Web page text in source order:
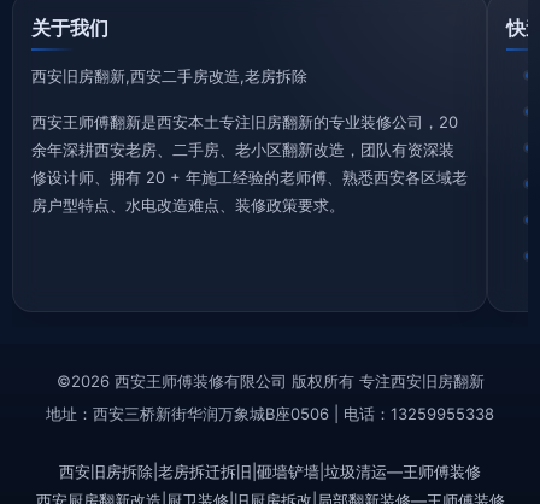
关于我们
西安旧房翻新,西安二手房改造,老房拆除
西安王师傅翻新是西安本土专注旧房翻新的专业装修公司，20
余年深耕西安老房、二手房、老小区翻新改造，团队有资深装
修设计师、拥有 20 + 年施工经验的老师傅、熟悉西安各区域老
房户型特点、水电改造难点、装修政策要求。
快
©2026 西安王师傅装修有限公司 版权所有 专注西安旧房翻新
地址：西安三桥新街华润万象城B座0506 | 电话：13259955338
西安旧房拆除|老房拆迁拆旧|砸墙铲墙|垃圾清运—王师傅装修